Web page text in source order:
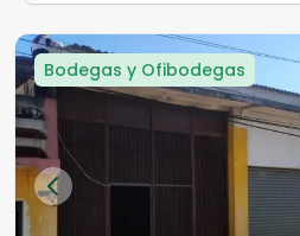
Bodegas y Ofibodegas